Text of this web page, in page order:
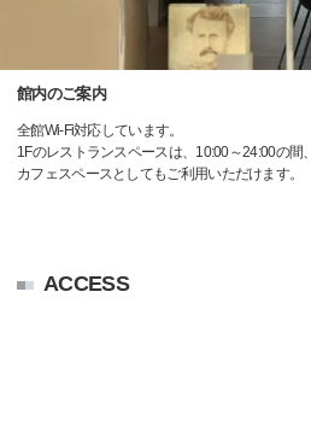
館内のご案内
全館Wi-Fi対応しています。
1Fのレストランスペースは、10:00～24:00の間、
カフェスペースとしてもご利用いただけます。
ACCESS